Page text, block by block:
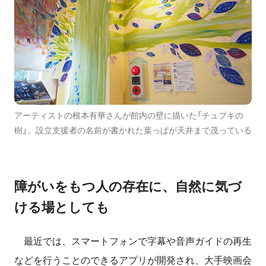
アーティストの根本有華さんが館内の壁に描いた「チュプキの
樹」。設立支援者の名前が書かれた葉っぱが天井まで茂っている
障がいをもつ人の存在に、自然に気づ
ける場としても
最近では、スマートフォンで字幕や音声ガイドの再生
などを行うことのできるアプリが開発され、大手映画会